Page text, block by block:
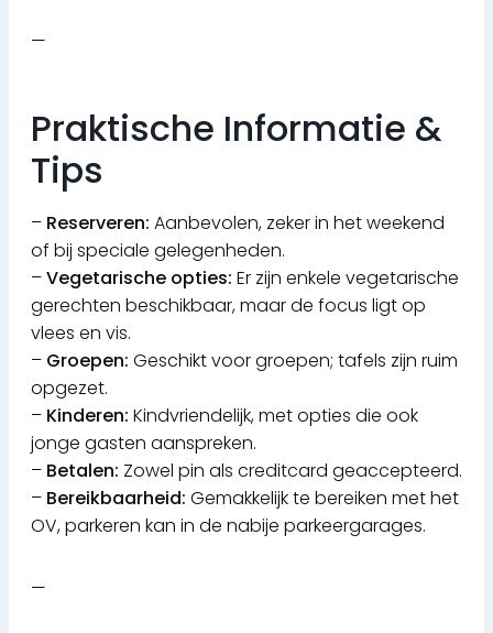
—
Praktische Informatie &
Tips
– Reserveren: Aanbevolen, zeker in het weekend
of bij speciale gelegenheden.
–Vegetarische opties: Er zijn enkele vegetarische
gerechten beschikbaar, maar de focus ligt op
vlees en vis.
– Groepen: Geschikt voor groepen; tafels zijn ruim
opgezet.
– Kinderen: Kindvriendelijk, met opties die ook
jonge gasten aanspreken.
– Betalen: Zowel pin als creditcard geaccepteerd.
– Bereikbaarheid: Gemakkelijk te bereiken met het
OV, parkeren kan in de nabije parkeergarages.
—